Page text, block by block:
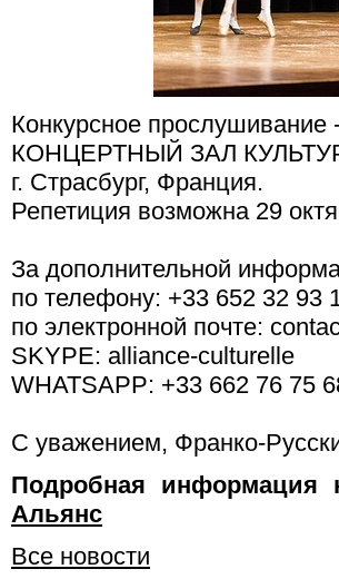
Конкурсное
КОНЦЕРТНЫЙ ЗАЛ
г. Страсбург, Франция.
Репетиция возможна 29
За дополнительной
по телефону: +33 652 32 93
по электронной почте:
SKYPE: alliance-culturelle
WHATSAPP: +33 662 76 75
С уважением, Франко-
Подробная информация
Альянс
Все новости